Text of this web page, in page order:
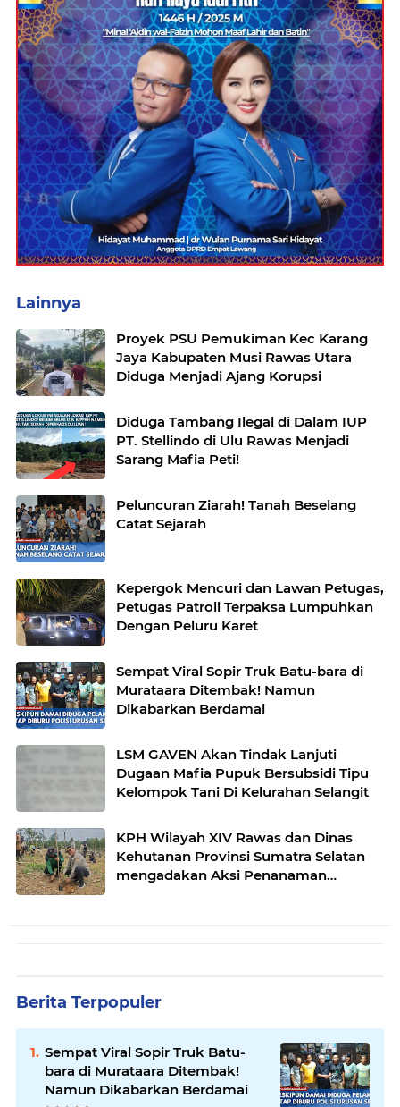
Lainnya
Proyek PSU Pemukiman Kec Karang
Jaya Kabupaten Musi Rawas Utara
Diduga Menjadi Ajang Korupsi
Diduga Tambang Ilegal di Dalam IUP
PT. Stellindo di Ulu Rawas Menjadi
Sarang Mafia Peti!
Peluncuran Ziarah! Tanah Beselang
Catat Sejarah
Kepergok Mencuri dan Lawan Petugas,
Petugas Patroli Terpaksa Lumpuhkan
Dengan Peluru Karet
Sempat Viral Sopir Truk Batu-bara di
Murataara Ditembak! Namun
Dikabarkan Berdamai
LSM GAVEN Akan Tindak Lanjuti
Dugaan Mafia Pupuk Bersubsidi Tipu
Kelompok Tani Di Kelurahan Selangit
KPH Wilayah XIV Rawas dan Dinas
Kehutanan Provinsi Sumatra Selatan
mengadakan Aksi Penanaman
Berita Terpopuler
Sempat Viral Sopir Truk Batu-
bara di Murataara Ditembak!
Namun Dikabarkan Berdamai